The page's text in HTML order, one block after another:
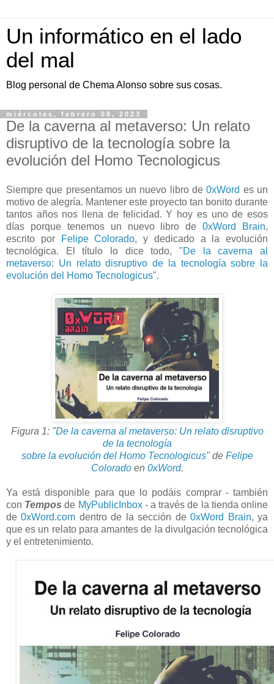
Un informático en el lado
del mal
Blog personal de Chema Alonso sobre sus cosas.
miércoles, febrero 08, 2023
De la caverna al metaverso: Un relato
disruptivo de la tecnología sobre la
evolución del Homo Tecnologicus
Siempre que presentamos un nuevo libro de0xWord es un
motivo de alegría. Mantener este proyecto tan bonito durante
tantos años nos llena de felicidad. Y hoy es uno de esos
días porque tenemos un nuevo libro de0xWord Brain,
escrito por
Felipe Colorado, y dedicado a la evolución
tecnológica. El título lo dice todo, "De la caverna al
metaverso: Un relato disruptivo de la tecnología sobre la
evolución del Homo Tecnologicus".
Figura 1: "De la caverna al metaverso: Un relato disruptivo
de la tecnología
sobre la evolución del Homo Tecnologicus" de Felipe
Coloradoen 0xWord.
Ya está disponible para que lo podáis comprar - también
con Tempos de MyPublicInbox- a través de la tienda online
de0xWord.com dentro de la sección de0xWord Brain, ya
que es un relato para amantes de la divulgación tecnológica
y el entretenimiento.